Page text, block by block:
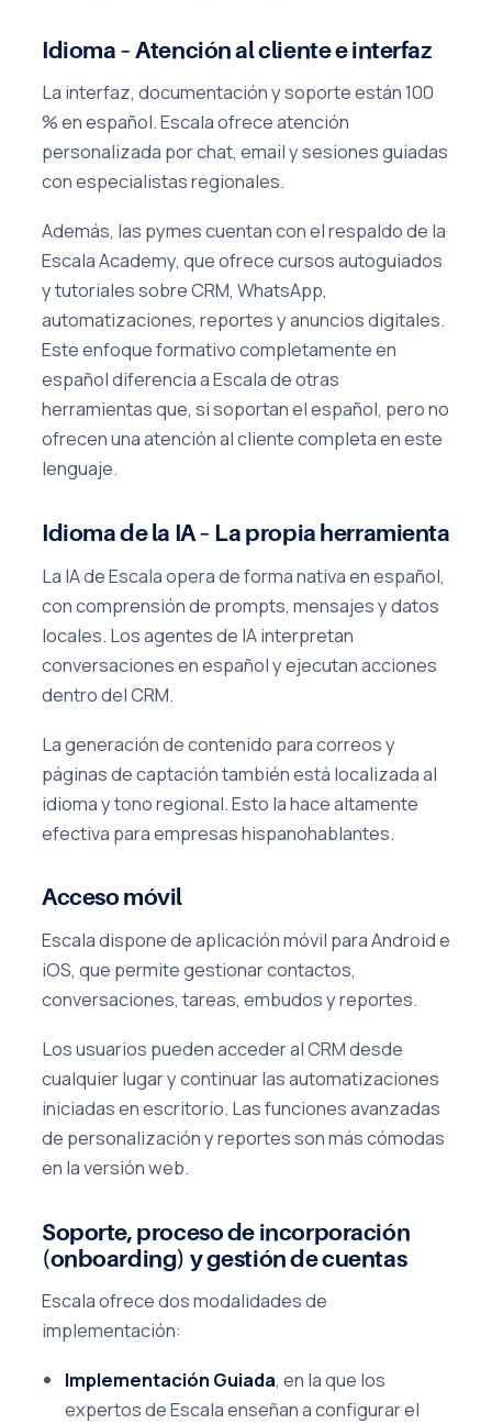
Idioma – Atención al cliente e interfaz
La interfaz, documentación y soporte están 100
% en español. Escala ofrece atención
personalizada por chat, email y sesiones guiadas
con especialistas regionales.
Además, las pymes cuentan con el respaldo de la
Escala Academy, que ofrece cursos autoguiados
y tutoriales sobre CRM, WhatsApp,
automatizaciones, reportes y anuncios digitales.
Este enfoque formativo completamente en
español diferencia a Escala de otras
herramientas que, si soportan el español, pero no
ofrecen una atención al cliente completa en este
lenguaje.
Idioma de la IA – La propia herramienta
La IA de Escala opera de forma nativa en español,
con comprensión de prompts, mensajes y datos
locales. Los agentes de IA interpretan
conversaciones en español y ejecutan acciones
dentro del CRM.
La generación de contenido para correos y
páginas de captación también está localizada al
idioma y tono regional. Esto la hace altamente
efectiva para empresas hispanohablantes.
Acceso móvil
Escala dispone de aplicación móvil para Android e
iOS, que permite gestionar contactos,
conversaciones, tareas, embudos y reportes.
Los usuarios pueden acceder al CRM desde
cualquier lugar y continuar las automatizaciones
iniciadas en escritorio. Las funciones avanzadas
de personalización y reportes son más cómodas
en la versión web.
Soporte, proceso de incorporación
(onboarding) y gestión de cuentas
Escala ofrece dos modalidades de
implementación:
Implementación Guiada, en la que los
expertos de Escala enseñan a configurar el